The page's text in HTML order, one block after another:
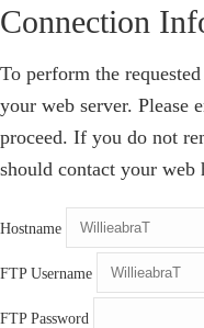
Connection
To perform the
your web server. Please
proceed. If you do not
should contact your web
Hostname
FTP Username
FTP Password